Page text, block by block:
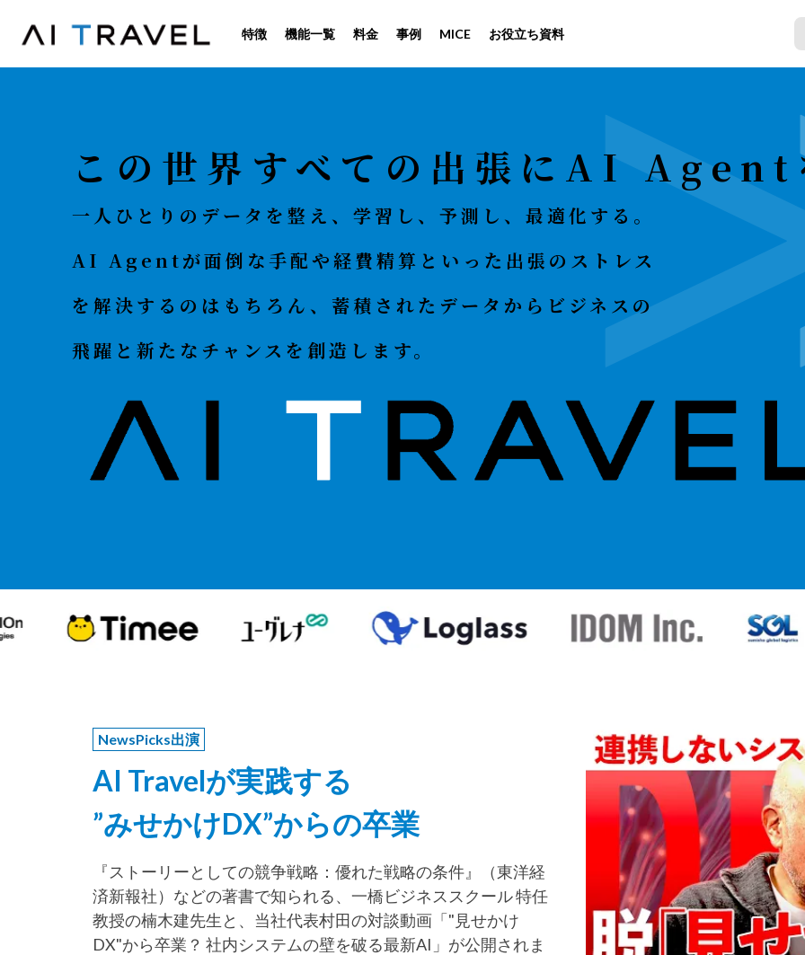
特徴 機能一覧 料金 事例 MICE お役立ち資料
この世界すべての出張にAI Agent
一人ひとりのデータを整え、学習し、予測し、最適化する。
AI Agentが面倒な手配や経費精算といった出張のストレス
を解決するのはもちろん、蓄積されたデータからビジネスの
飛躍と新たなチャンスを創造します。
NewsPicks出演
AI Travelが実践する
”みせかけDX”からの卒業
『ストーリーとしての競争戦略：優れた戦略の条件』（東洋経
済新報社）などの著書で知られる、一橋ビジネススクール 特任
教授の楠木建先生と、当社代表村田の対談動画「"見せかけ
DX"から卒業？ 社内システムの壁を破る最新AI」が公開されま